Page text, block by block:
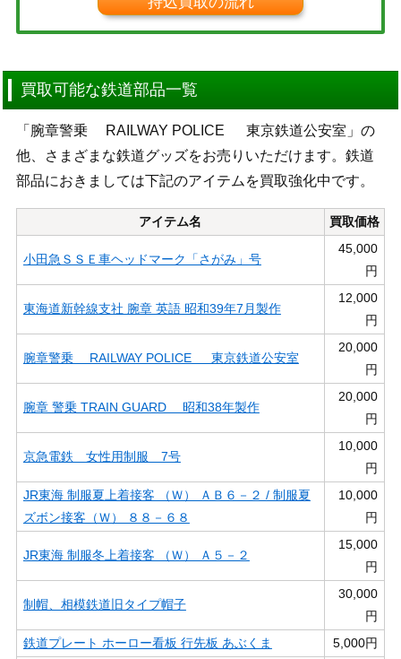
買取可能な鉄道部品一覧
「腕章警乗 RAILWAY POLICE 東京鉄道公安室」の
他、さまざまな鉄道グッズをお売りいただけます。鉄道
部品におきましては下記のアイテムを買取強化中です。
アイテム名 買取価格
小田急ＳＳＥ車ヘッドマーク「さがみ」号
45,000
円
東海道新幹線支社 腕章 英語 昭和39年7月製作
12,000
円
腕章警乗 RAILWAY POLICE 東京鉄道公安室
20,000
円
腕章 警乗 TRAIN GUARD 昭和38年製作
20,000
円
京急電鉄 女性用制服 7号
10,000
円
JR東海 制服夏上着接客 （Ｗ） ＡＢ６－２ / 制服夏
ズボン接客（Ｗ） ８８－６８
10,000
円
JR東海 制服冬上着接客 （Ｗ） Ａ５－２
15,000
円
制帽、相模鉄道旧タイプ帽子
30,000
円
鉄道プレート ホーロー看板 行先板 あぶくま
5,000円